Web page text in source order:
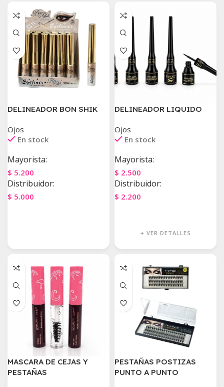
DELINEADOR BON SHIK
Ojos
En stock
Mayorista:
$ 5.200
Distribuidor:
$ 5.000
DELINEADOR LIQUIDO
Ojos
En stock
Mayorista:
$ 2.500
Distribuidor:
$ 2.200
+ VER DETALLES
MASCARA DE CEJAS Y
PESTAÑAS
PESTAÑAS POSTIZAS
PUNTO A PUNTO